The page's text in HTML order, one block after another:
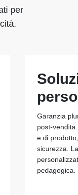
per
Garanzia
post-
e di
sicurezza.
pedagogica.